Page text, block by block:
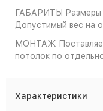
ГАБАРИТЫ
Допустимый вес на
МОНТАЖ
потолок по
Характеристики